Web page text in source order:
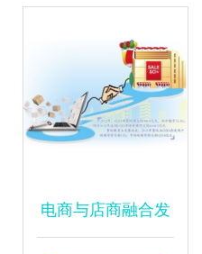
电商与店商融合发